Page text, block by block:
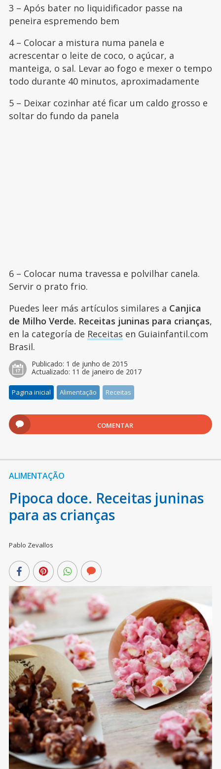
3 – Após bater no liquidificador passe na
peneira espremendo bem
4 – Colocar a mistura numa panela e
acrescentar o leite de coco, o açúcar, a
manteiga, o sal. Levar ao fogo e mexer o tempo
todo durante 40 minutos, aproximadamente
5 – Deixar cozinhar até ficar um caldo grosso e
soltar do fundo da panela
6 – Colocar numa travessa e polvilhar canela.
Servir o prato frio.
Puedes leer más artículos similares a Canjica
de Milho Verde. Receitas juninas para crianças,
en la categoría de Receitas en Guiainfantil.com
Brasil.
Publicado: 1 de junho de 2015
Actualizado: 11 de janeiro de 2017
Pagina inicial Alimentação Receitas
COMENTAR
ALIMENTAÇÃO
Pipoca doce. Receitas juninas
para as crianças
Pablo Zevallos